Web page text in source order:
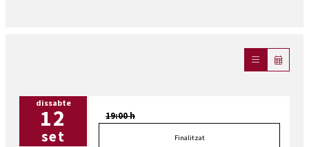
dissabte
12
set
19:00 h
Finalitzat